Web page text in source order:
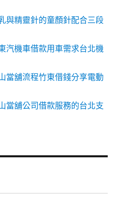
與精靈針的童顏針配合三段
汽機車借款用車需求台北機
當舖流程竹東借錢分享電動
當舖公司借款服務的台北支